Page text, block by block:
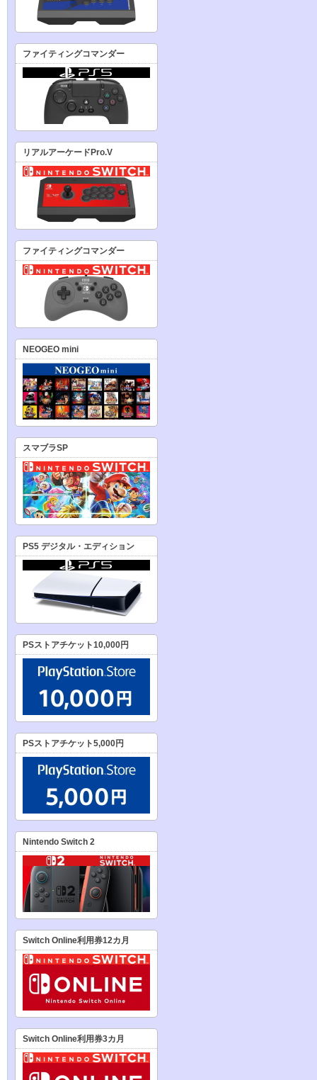
ファイティングコマンダー
リアルアーケードPro.V
ファイティングコマンダー
NEOGEO mini
スマブラSP
PS5 デジタル・エディション
PSストアチケット10,000円
PSストアチケット5,000円
Nintendo Switch 2
Switch Online利用券12カ月
Switch Online利用券3カ月